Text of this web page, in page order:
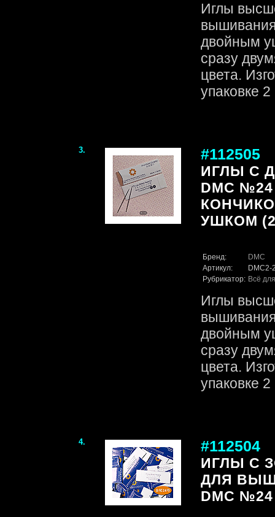
Иглы
двойным
сразу
цвета.
упаковке
3. #112505
ИГЛЫ C
DMC
УШКОМ
Бренд:
DMC
Артикул:
DMC2-
Рубрикатор: Всё
Иглы
двойным
сразу
цвета.
упаковке
4. #112504
ИГЛЫ С
ДЛЯ
DMC